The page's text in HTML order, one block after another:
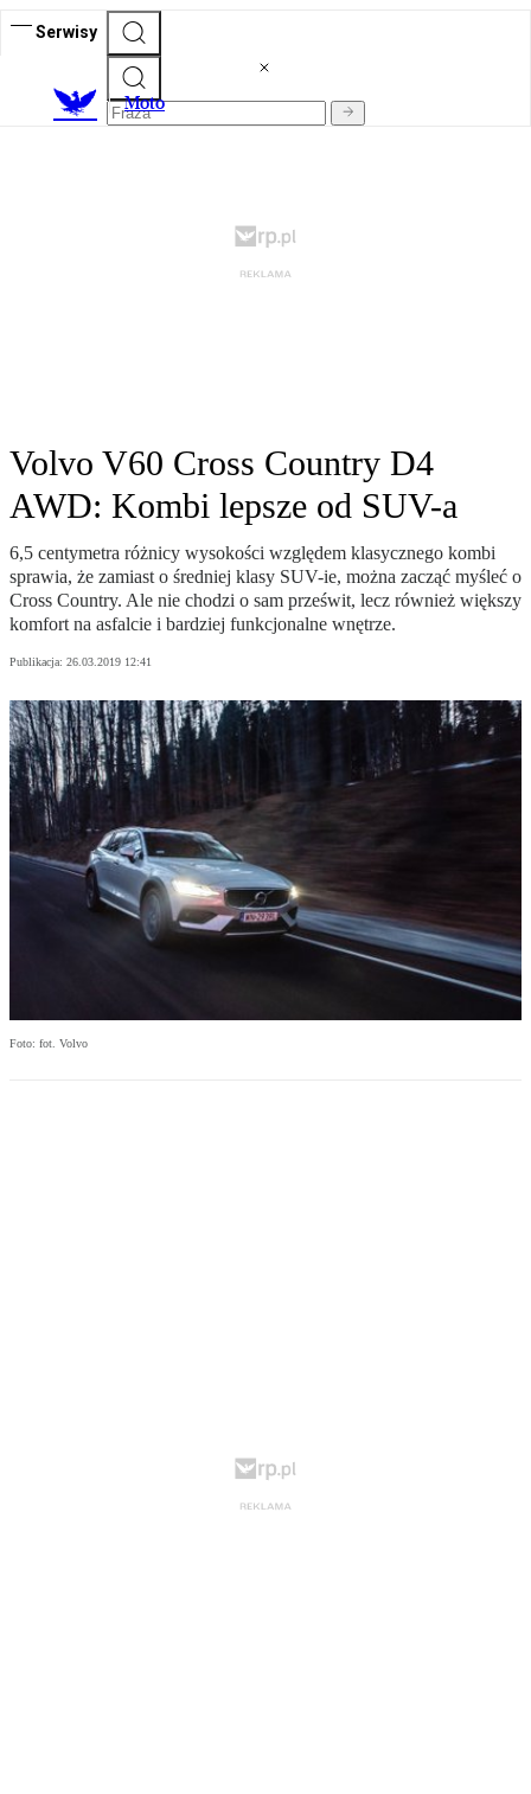
Serwisy
Moto
Volvo V60 Cross Country D4
AWD: Kombi lepsze od SUV-a
6,5 centymetra różnicy wysokości względem klasycznego kombi
sprawia, że zamiast o średniej klasy SUV-ie, można zacząć myśleć o
Cross Country. Ale nie chodzi o sam prześwit, lecz również większy
komfort na asfalcie i bardziej funkcjonalne wnętrze.
Publikacja: 26.03.2019 12:41
Foto: fot. Volvo